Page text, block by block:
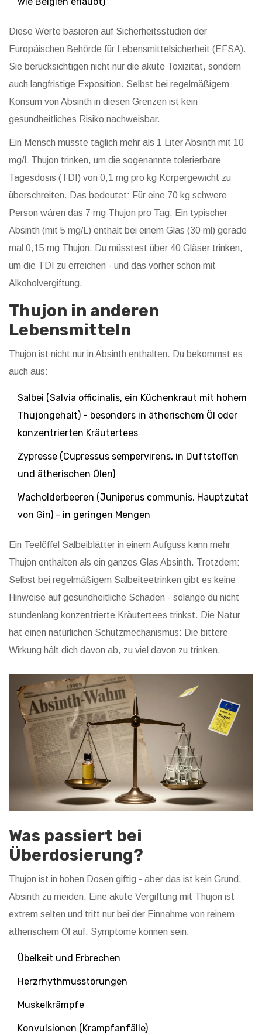
Diese Werte basieren auf Sicherheitsstudien der
Europäischen Behörde für Lebensmittelsicherheit (EFSA).
Sie berücksichtigen nicht nur die akute Toxizität, sondern
auch langfristige Exposition. Selbst bei regelmäßigem
Konsum von Absinth in diesen Grenzen ist kein
gesundheitliches Risiko nachweisbar.
Ein Mensch müsste täglich mehr als 1 Liter Absinth mit 10
mg/L Thujon trinken, um die sogenannte tolerierbare
Tagesdosis (TDI) von 0,1 mg pro kg Körpergewicht zu
überschreiten. Das bedeutet: Für eine 70 kg schwere
Person wären das 7 mg Thujon pro Tag. Ein typischer
Absinth (mit 5 mg/L) enthält bei einem Glas (30 ml) gerade
mal 0,15 mg Thujon. Du müsstest über 40 Gläser trinken,
um die TDI zu erreichen - und das vorher schon mit
Alkoholvergiftung.
Thujon in anderen
Lebensmitteln
Thujon ist nicht nur in Absinth enthalten. Du bekommst es
auch aus:
Salbei (Salvia officinalis, ein Küchenkraut mit hohem
Thujongehalt) - besonders in ätherischem Öl oder
konzentrierten Kräutertees
Zypresse (Cupressus sempervirens, in Duftstoffen
und ätherischen Ölen)
Wacholderbeeren (Juniperus communis, Hauptzutat
von Gin) - in geringen Mengen
Ein Teelöffel Salbeiblätter in einem Aufguss kann mehr
Thujon enthalten als ein ganzes Glas Absinth. Trotzdem:
Selbst bei regelmäßigem Salbeiteetrinken gibt es keine
Hinweise auf gesundheitliche Schäden - solange du nicht
stundenlang konzentrierte Kräutertees trinkst. Die Natur
hat einen natürlichen Schutzmechanismus: Die bittere
Wirkung hält dich davon ab, zu viel davon zu trinken.
Was passiert bei
Überdosierung?
Thujon ist in hohen Dosen giftig - aber das ist kein Grund,
Absinth zu meiden. Eine akute Vergiftung mit Thujon ist
extrem selten und tritt nur bei der Einnahme von reinem
ätherischem Öl auf. Symptome können sein:
Übelkeit und Erbrechen
Herzrhythmusstörungen
Muskelkrämpfe
Konvulsionen (Krampfanfälle)